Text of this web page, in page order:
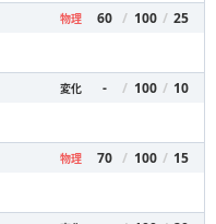
物理 60 / 100 / 25
変化 - / 100 / 10
物理 70 / 100 / 15